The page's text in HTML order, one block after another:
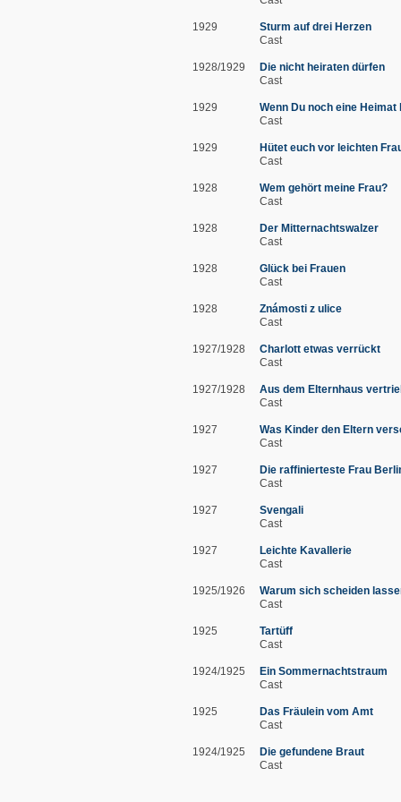
1929
Sturm auf drei Herzen
Cast
1928/1929
Die nicht heiraten dürfen
Cast
1929
Wenn Du noch eine Heimat
Cast
1929
Hütet euch vor leichten
Cast
1928
Wem gehört meine Frau?
Cast
1928
Der Mitternachtswalzer
Cast
1928
Glück bei Frauen
Cast
1928
Známosti z ulice
Cast
1927/1928
Charlott etwas verrückt
Cast
1927/1928
Aus dem Elternhaus
Cast
1927
Was Kinder den Eltern
Cast
1927
Die raffinierteste Frau
Cast
1927
Svengali
Cast
1927
Leichte Kavallerie
Cast
1925/1926
Warum sich scheiden
Cast
1925
Tartüff
Cast
1924/1925
Ein Sommernachtstraum
Cast
1925
Das Fräulein vom Amt
Cast
1924/1925
Die gefundene Braut
Cast